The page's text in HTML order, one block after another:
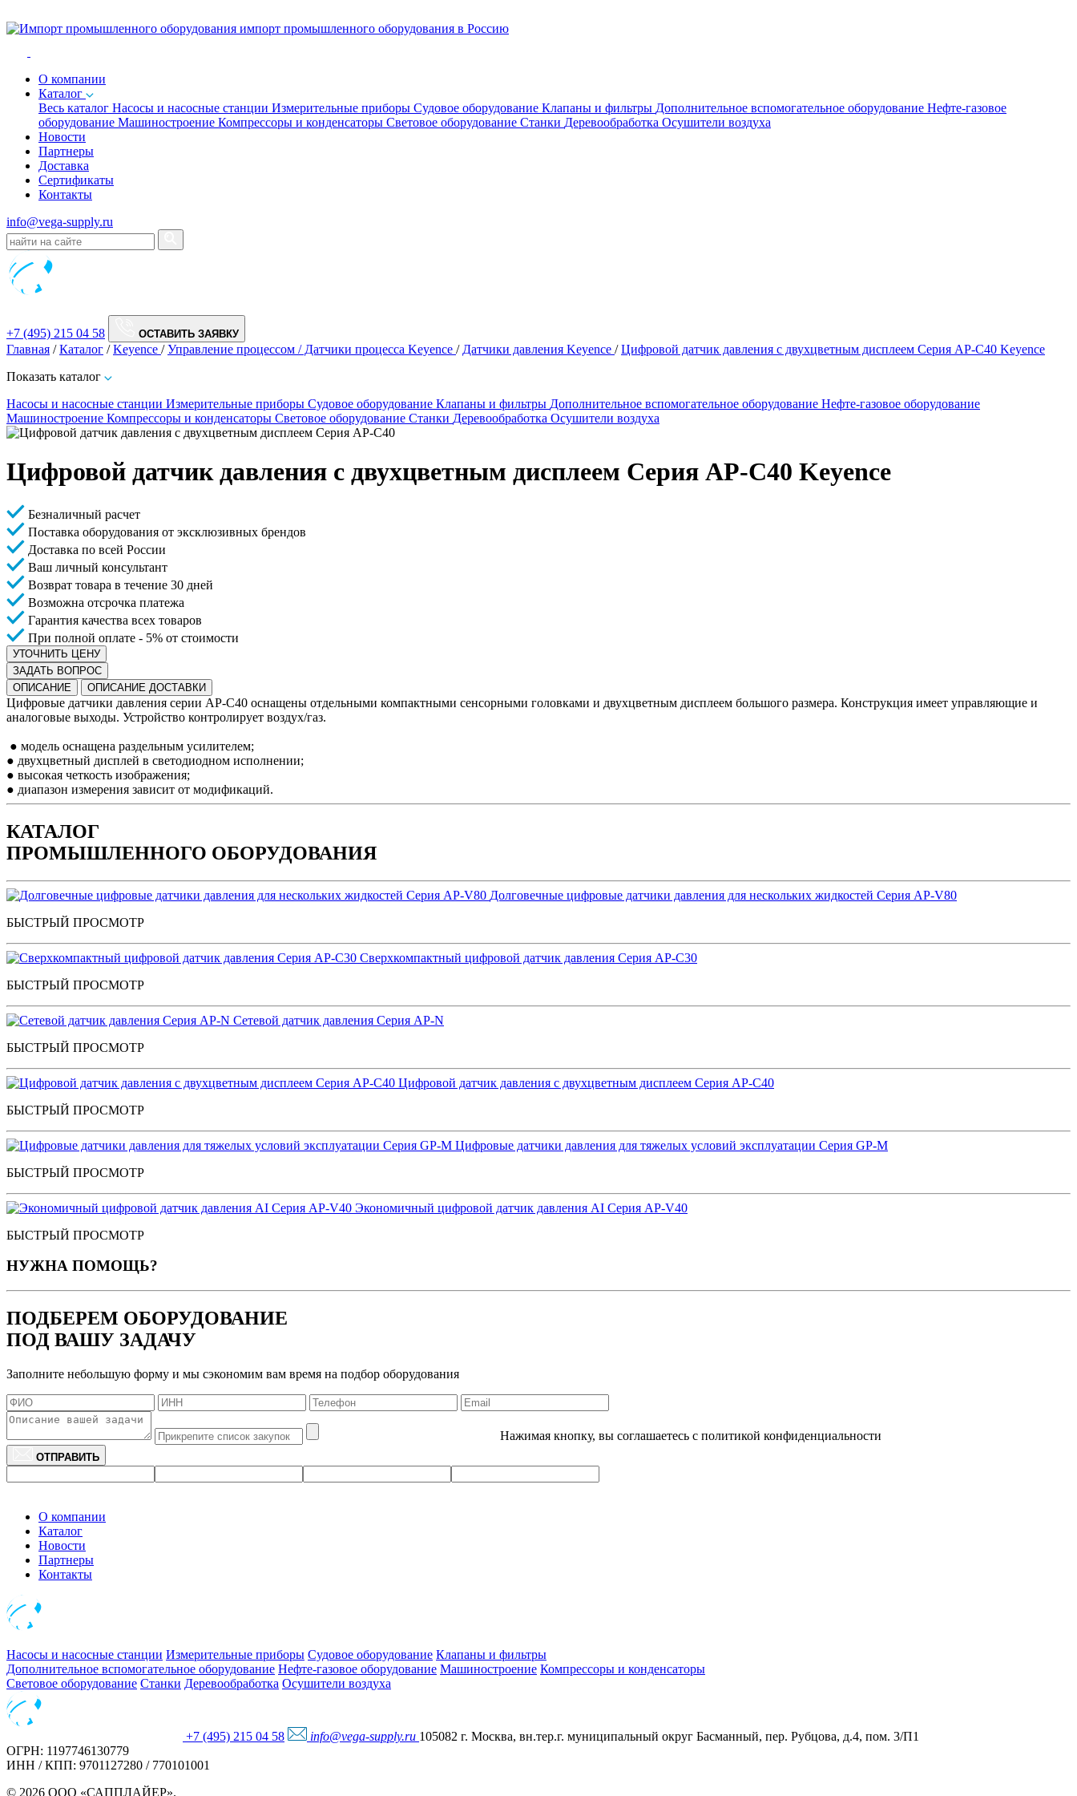
импорт промышленного оборудования в Россию
O компании
Каталог
Весь каталог Насосы и насосные станции Измерительные приборы Судовое оборудование Клапаны и фильтры Дополнительное вспомогательное оборудование Нефте-газовое
оборудование Машиностроение Компрессоры и конденсаторы Световое оборудование Станки Деревообработка Осушители воздуха
Новости
Партнеры
Доставка
Сертификаты
Контакты
info@vega-supply.ru
+7 (495) 215 04 58 ОСТАВИТЬ ЗАЯВКУ
Главная /Каталог /Keyence /Управление процессом / Датчики процесса Keyence / Датчики давления Keyence /Цифровой датчик давления с двухцветным дисплеем Серия AP-C40 Keyence
Показать каталог
Насосы и насосные станции Измерительные приборы Судовое оборудование Клапаны и фильтры Дополнительное вспомогательное оборудование Нефте-газовое оборудование
Машиностроение Компрессоры и конденсаторы Световое оборудование Станки Деревообработка Осушители воздуха
Цифровой датчик давления с двухцветным дисплеем Серия AP-C40 Keyence
Безналичный расчет
Поставка оборудования от эксклюзивных брендов
Доставка по всей России
Ваш личный консультант
Возврат товара в течение 30 дней
Возможна отсрочка платежа
Гарантия качества всех товаров
При полной оплате - 5% от стоимости
УТОЧНИТЬ ЦЕНУ
ЗАДАТЬ ВОПРОС
ОПИСАНИЕ
ОПИСАНИЕ ДОСТАВКИ
Цифровые датчики давления серии AP-C40 оснащены отдельными компактными сенсорными головками и двухцветным дисплеем большого размера. Конструкция имеет управляющие и
аналоговые выходы. Устройство контролирует воздух/газ.
● модель оснащена раздельным усилителем;
● двухцветный дисплей в светодиодном исполнении;
● высокая четкость изображения;
● диапазон измерения зависит от модификаций.
КАТАЛОГ
ПРОМЫШЛЕННОГО ОБОРУДОВАНИЯ
Долговечные цифровые датчики давления для нескольких жидкостей Серия AP-V80
БЫСТРЫЙ ПРОСМОТР
Сверхкомпактный цифровой датчик давления Серия AP-C30
БЫСТРЫЙ ПРОСМОТР
Сетевой датчик давления Серия AP-N
БЫСТРЫЙ ПРОСМОТР
Цифровой датчик давления с двухцветным дисплеем Серия AP-C40
БЫСТРЫЙ ПРОСМОТР
Цифровые датчики давления для тяжелых условий эксплуатации Серия GP-M
БЫСТРЫЙ ПРОСМОТР
Экономичный цифровой датчик давления AI Серия AP-V40
БЫСТРЫЙ ПРОСМОТР
НУЖНА ПОМОЩЬ?
ПОДБЕРЕМ ОБОРУДОВАНИЕ
ПОД ВАШУ ЗАДАЧУ
Заполните небольшую форму и мы сэкономим вам время на подбор оборудования
Нажимая кнопку, вы соглашаетесь с политикой конфиденциальности
ОТПРАВИТЬ
О компании
Каталог
Новости
Партнеры
Контакты
Насосы и насосные станции Измерительные приборы Судовое оборудование Клапаны и фильтры
Дополнительное вспомогательное оборудование Нефте-газовое оборудование Машиностроение Компрессоры и конденсаторы
Световое оборудование Станки Деревообработка Осушители воздуха
+7 (495) 215 04 58 info@vega-supply.ru 105082 г. Москва, вн.тер.г. муниципальный округ Басманный, пер. Рубцова, д.4, пом. 3/П1
ОГРН: 1197746130779
ИНН / КПП: 9701127280 / 770101001
© 2026 ООО «САППЛАЙЕР».